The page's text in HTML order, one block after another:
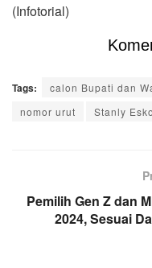
(Infotorial)
Tags: calon Bupati dan
nomor urut
Stanly
Pemilih Gen Z dan
2024, Sesuai